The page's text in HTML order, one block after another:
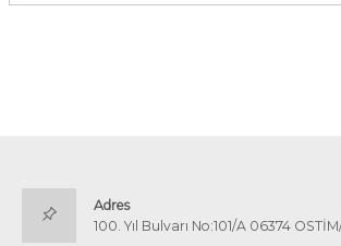
Adres
100. Yıl Bulvarı No:101/A 06374